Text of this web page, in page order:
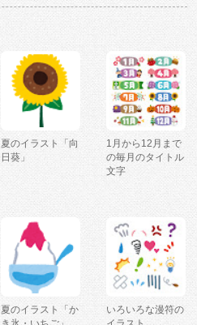
夏のイラスト「向
日葵」
1月から12月まで
の毎月のタイトル
文字
夏のイラスト「か
いろいろな漫符の